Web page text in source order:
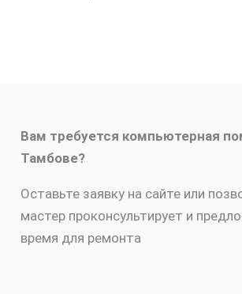
Вам требуется компьютерная
Тамбове?
Оставьте заявку на сайте или
мастер проконсультирует и
время для ремонта